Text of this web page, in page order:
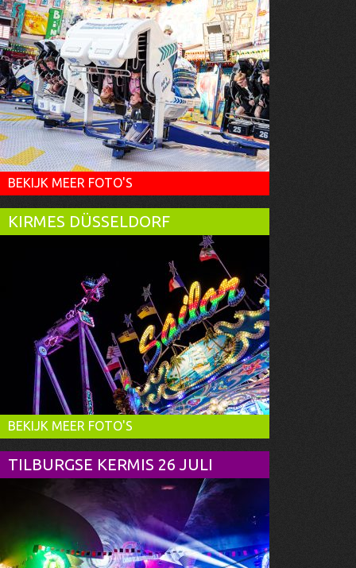
BEKIJK MEER FOTO'S
KIRMES DÜSSELDORF
BEKIJK MEER FOTO'S
TILBURGSE KERMIS 26 JULI